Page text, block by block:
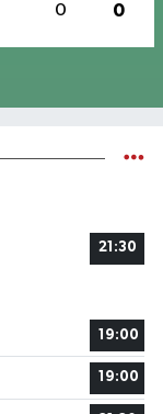
0 0
21:30
19:00
19:00